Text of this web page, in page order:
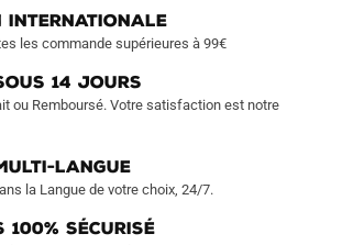
la
INTERNATIONALE
les commande supérieures à 99€
14 JOURS
ou Remboursé. Votre satisfaction est notre
LANGUE
la Langue de votre choix, 24/7.
100% Sécurisé